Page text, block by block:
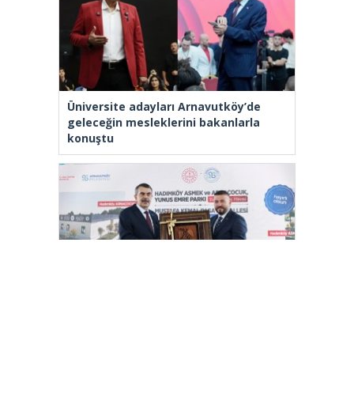
Üniversite adayları Arnavutköy’de
geleceğin mesleklerini bakanlarla
konuştu